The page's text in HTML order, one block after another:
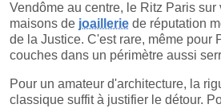
Vendôme au centre, le Ritz Paris sur
maisons de joaillerie de réputation
de la Justice. C'est rare, même pour
couches dans un périmètre aussi
Pour un amateur d'architecture, la
classique suffit à justifier le détour.